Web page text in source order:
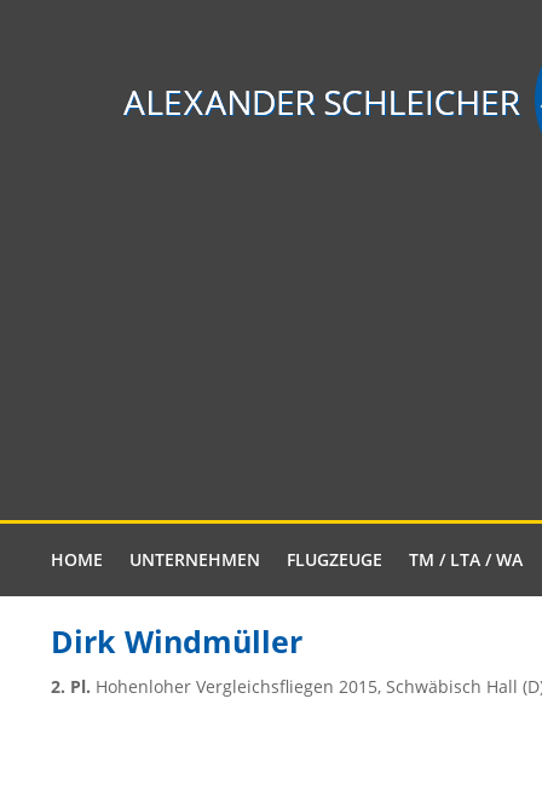
HOME UNTERNEHMEN FLUGZEUGE TM / LTA / WA
Dirk Windmüller
2. Pl. Hohenloher Vergleichsfliegen 2015, Schwäbisch Hall